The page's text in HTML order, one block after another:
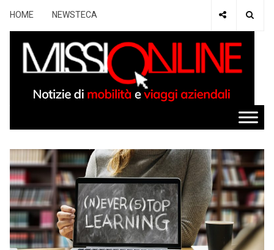
HOME NEWSTECA